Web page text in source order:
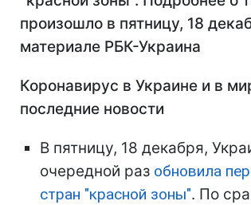
произошло в пятницу, 18
материале РБК-Украина
Коронавирус в Украине и в
последние новости
В пятницу, 18 декабря,
очередной раз обновила
стран "красной зоны". По